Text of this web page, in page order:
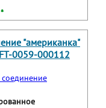
"американка"
0059-000112